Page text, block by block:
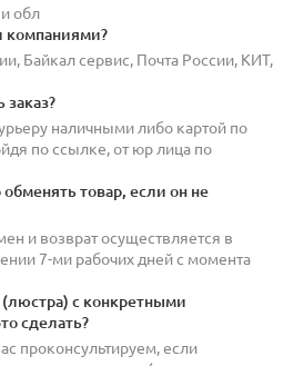
обл
компаниями?
Байкал сервис, Почта России, КИТ,
заказ?
наличными либо картой по
по ссылке, от юр лица по
товар, если он не
и возврат осуществляется в
7-ми рабочих дней с момента
с конкретными
сделать?
проконсультируем, если